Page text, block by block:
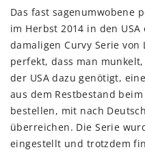
Das fast sagenumwobene
im Herbst 2014 in den
damaligen Curvy Serie von
perfekt, dass man
der USA dazu genötigt,
aus dem Restbestand
bestellen, mit nach
überreichen. Die Serie
eingestellt und trotzdem